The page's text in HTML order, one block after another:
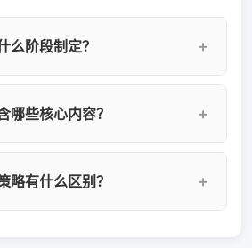
么阶段制定？
初版。随着需求细化和开发进
新测试计划。
哪些核心内容？
）、资源分配（谁测、用什么
略有什么区别？